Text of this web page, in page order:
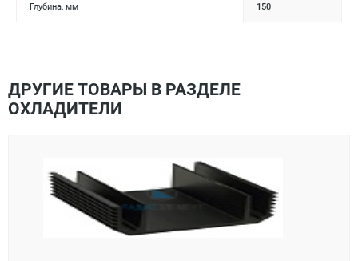
Глубина, мм 150
ДРУГИЕ ТОВАРЫ В РАЗДЕЛЕ
ОХЛАДИТЕЛИ